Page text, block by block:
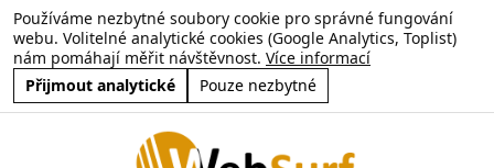
Používáme nezbytné soubory cookie pro správné fungování
webu. Volitelné analytické cookies (Google Analytics, Toplist)
nám pomáhají měřit návštěvnost. Více informací
Přijmout analytické
Pouze nezbytné